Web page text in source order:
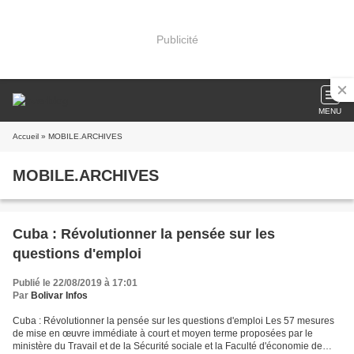
Publicité
MENU
Accueil » MOBILE.ARCHIVES
MOBILE.ARCHIVES
Cuba : Révolutionner la pensée sur les
questions d'emploi
Publié le 22/08/2019 à 17:01
Par Bolivar Infos
Cuba : Révolutionner la pensée sur les questions d'emploi Les 57 mesures
de mise en œuvre immédiate à court et moyen terme proposées par le
ministère du Travail et de la Sécurité sociale et la Faculté d'économie de